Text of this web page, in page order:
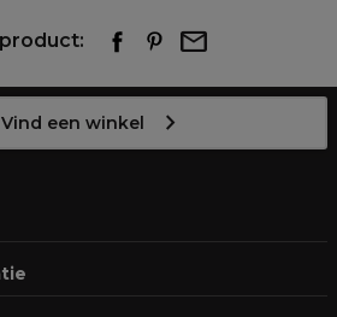
Vind een winkel